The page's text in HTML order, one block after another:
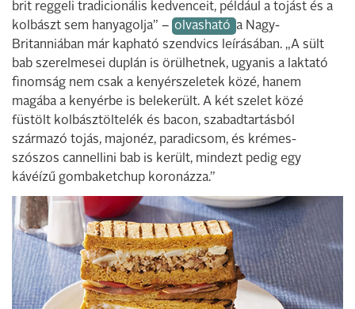
brit reggeli tradicionális kedvenceit, például a tojást és a
kolbászt sem hanyagolja” – olvasható a Nagy-
Britanniában már kapható szendvics leírásában. „A sült
bab szerelmesei duplán is örülhetnek, ugyanis a laktató
finomság nem csak a kenyérszeletek közé, hanem
magába a kenyérbe is belekerült. A két szelet közé
füstölt kolbásztöltelék és bacon, szabadtartásból
származó tojás, majonéz, paradicsom, és krémes-
szószos cannellini bab is került, mindezt pedig egy
kávéízű gombaketchup koronázza.”